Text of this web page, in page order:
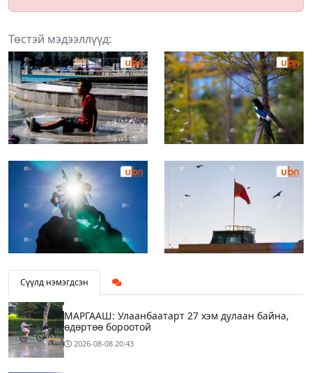
Төстэй мэдээллүүд:
Сүүлд нэмэгдсэн
МАРГААШ: Улаанбаатарт 27 хэм дулаан байна,
өдөртөө бороотой
2026-08-08 20:43